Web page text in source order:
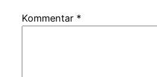
Kommentar *